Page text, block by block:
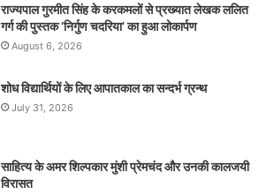
राज्यपाल गुरमीत सिंह के करकमलों से प्रख्यात लेखक ललित
गर्ग की पुस्तक ‘निर्गुण चदरिया’ का हुआ लोकार्पण
August 6, 2026
शोध विद्यार्थियों के लिए आपातकाल का सन्दर्भ ग्रन्थ
July 31, 2026
साहित्य के अमर शिल्पकार मुंशी प्रेमचंद और उनकी कालजयी
विरासत